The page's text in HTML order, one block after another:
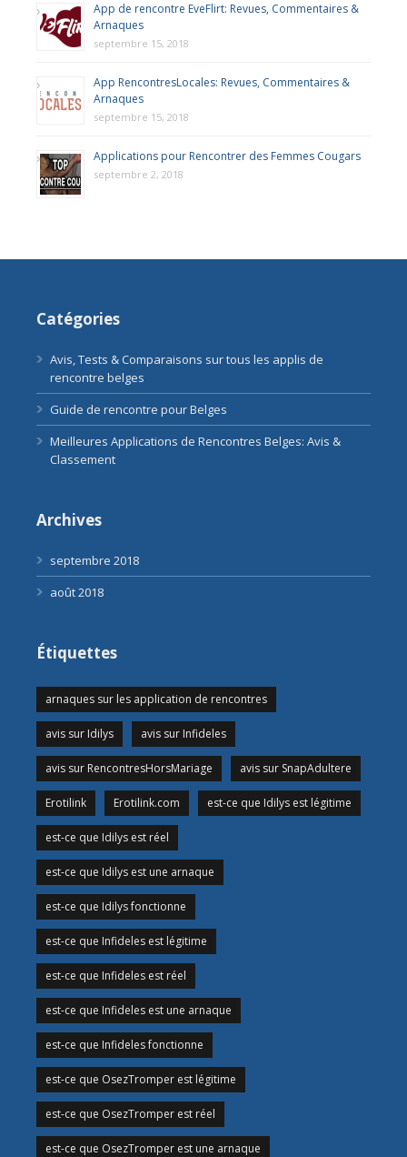
App de rencontre EveFlirt: Revues, Commentaires &
Arnaques
septembre 15, 2018
App RencontresLocales: Revues, Commentaires &
Arnaques
septembre 15, 2018
Applications pour Rencontrer des Femmes Cougars
septembre 2, 2018
Catégories
Avis, Tests & Comparaisons sur tous les applis de
rencontre belges
Guide de rencontre pour Belges
Meilleures Applications de Rencontres Belges: Avis &
Classement
Archives
septembre 2018
août 2018
Étiquettes
arnaques sur les application de rencontres
avis sur Idilys avis sur Infideles
avis sur RencontresHorsMariage avis sur SnapAdultere
Erotilink Erotilink.com est-ce que Idilys est légitime
est-ce que Idilys est réel
est-ce que Idilys est une arnaque
est-ce que Idilys fonctionne
est-ce que Infideles est légitime
est-ce que Infideles est réel
est-ce que Infideles est une arnaque
est-ce que Infideles fonctionne
est-ce que OsezTromper est légitime
est-ce que OsezTromper est réel
est-ce que OsezTromper est une arnaque